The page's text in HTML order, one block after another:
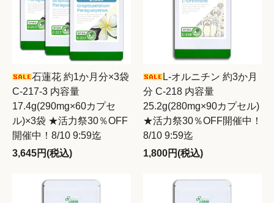
石蓮花 約1か月分×3袋
C-217-3 内容量
17.4g(290mg×60カプセ
ル)×3袋 ★活力祭30％OFF
開催中！8/10 9:59迄
3,645円(税込)
L-オルニチン 約3か月
分 C-218 内容量
25.2g(280mg×90カプセル)
★活力祭30％OFF開催中！
8/10 9:59迄
1,800円(税込)